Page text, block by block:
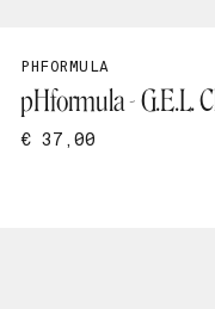
PHFORMULA
pHformula - G.E.L.
€ 37,00